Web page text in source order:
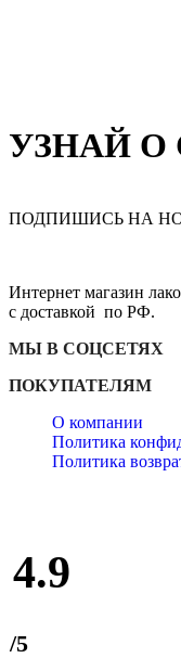
УЗНАЙ
ПОДПИШИСЬ НА
Интернет магазин
с доставкой по РФ.
МЫ В СОЦСЕТЯХ
ПОКУПАТЕЛЯМ
О компании
Политика
Политика
4.9
/5